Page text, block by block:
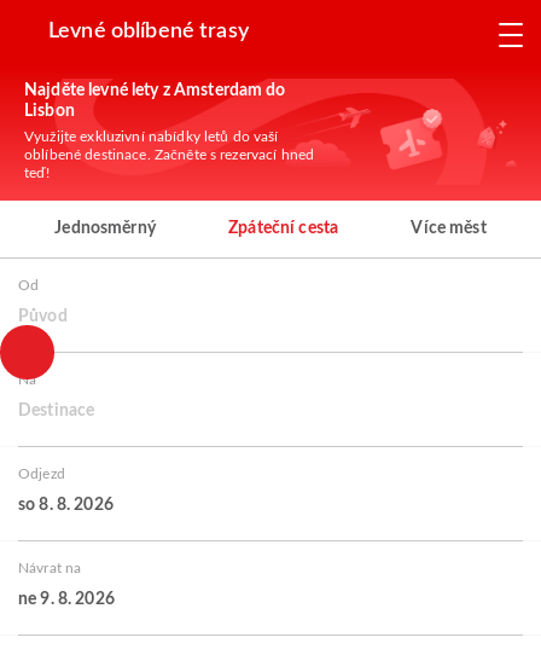
Levné oblíbené trasy
Najděte levné lety z Amsterdam do
Lisbon
Využijte exkluzivní nabídky letů do vaší
oblíbené destinace. Začněte s rezervací hned
teď!
Jednosměrný Zpáteční cesta Více měst
Od
Původ
Na
Destinace
Odjezd
so 8. 8. 2026
Návrat na
ne 9. 8. 2026